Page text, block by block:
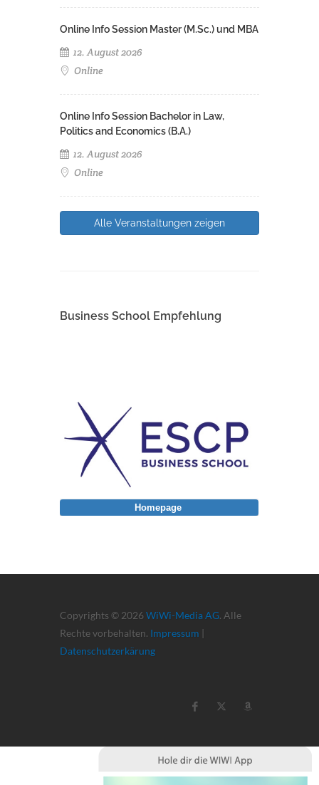
Online Info Session Master (M.Sc.) und MBA
12. August 2026
Online
Online Info Session Bachelor in Law,
Politics and Economics (B.A.)
12. August 2026
Online
Alle Veranstaltungen zeigen
Business School Empfehlung
Copyrights © 2026 WiWi-Media AG. Alle
Rechte vorbehalten. Impressum |
Datenschutzerkärung
Homepage